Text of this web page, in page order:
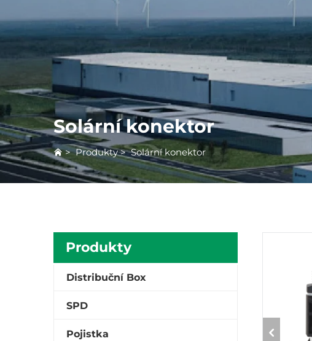
Solární konektor
>Produkty>Solární konektor
Produkty
Distribuční Box
SPD
Pojistka